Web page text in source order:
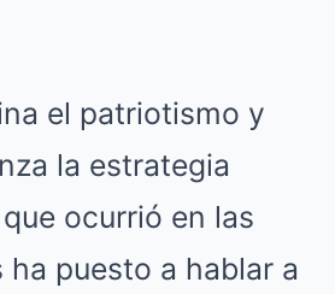
el patriotismo y
la estrategia
ocurrió en las
ha puesto a hablar a